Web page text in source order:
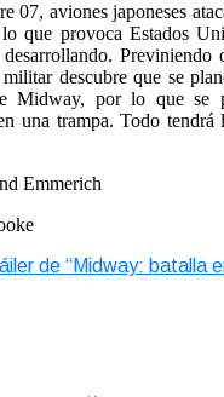
07, aviones japoneses
que provoca Estados
desarrollando. Previniendo
descubre que se
Midway, por lo que se
una trampa. Todo
Emmerich
de “Midway: batalla